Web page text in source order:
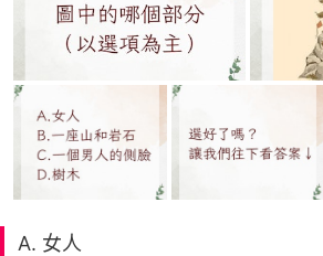
A. 女人